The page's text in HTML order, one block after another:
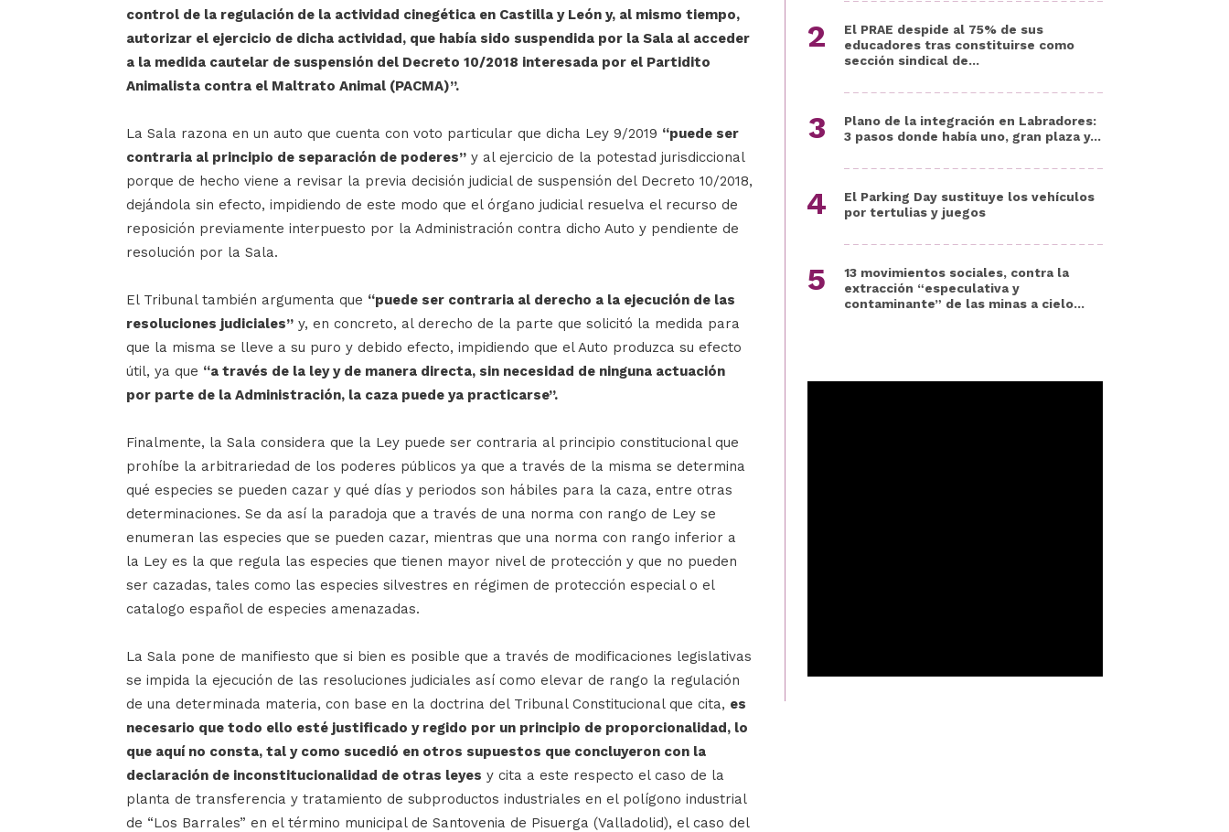
control de la regulación de la actividad cinegética en Castilla y León y, al mismo tiempo,
autorizar el ejercicio de dicha actividad, que había sido suspendida por la Sala al acceder
a la medida cautelar de suspensión del Decreto 10/2018 interesada por el Partidito
Animalista contra el Maltrato Animal (PACMA)”.
La Sala razona en un auto que cuenta con voto particular que dicha Ley 9/2019 “puede ser
contraria al principio de separación de poderes” y al ejercicio de la potestad jurisdiccional
porque de hecho viene a revisar la previa decisión judicial de suspensión del Decreto 10/2018,
dejándola sin efecto, impidiendo de este modo que el órgano judicial resuelva el recurso de
reposición previamente interpuesto por la Administración contra dicho Auto y pendiente de
resolución por la Sala.
El Tribunal también argumenta que “puede ser contraria al derecho a la ejecución de las
resoluciones judiciales” y, en concreto, al derecho de la parte que solicitó la medida para
que la misma se lleve a su puro y debido efecto, impidiendo que el Auto produzca su efecto
útil, ya que “a través de la ley y de manera directa, sin necesidad de ninguna actuación
por parte de la Administración, la caza puede ya practicarse”.
Finalmente, la Sala considera que la Ley puede ser contraria al principio constitucional que
prohíbe la arbitrariedad de los poderes públicos ya que a través de la misma se determina
qué especies se pueden cazar y qué días y periodos son hábiles para la caza, entre otras
determinaciones. Se da así la paradoja que a través de una norma con rango de Ley se
enumeran las especies que se pueden cazar, mientras que una norma con rango inferior a
la Ley es la que regula las especies que tienen mayor nivel de protección y que no pueden
ser cazadas, tales como las especies silvestres en régimen de protección especial o el
catalogo español de especies amenazadas.
La Sala pone de manifiesto que si bien es posible que a través de modificaciones legislativas
se impida la ejecución de las resoluciones judiciales así como elevar de rango la regulación
de una determinada materia, con base en la doctrina del Tribunal Constitucional que cita, es
necesario que todo ello esté justificado y regido por un principio de proporcionalidad, lo
que aquí no consta, tal y como sucedió en otros supuestos que concluyeron con la
declaración de inconstitucionalidad de otras leyes y cita a este respecto el caso de la
planta de transferencia y tratamiento de subproductos industriales en el polígono industrial
de “Los Barrales” en el término municipal de Santovenia de Pisuerga (Valladolid), el caso del
El PRAE despide al 75% de sus
educadores tras constituirse como
sección sindical de...
Plano de la integración en Labradores:
3 pasos donde había uno, gran plaza y...
El Parking Day sustituye los vehículos
por tertulias y juegos
13 movimientos sociales, contra la
extracción “especulativa y
contaminante” de las minas a cielo...